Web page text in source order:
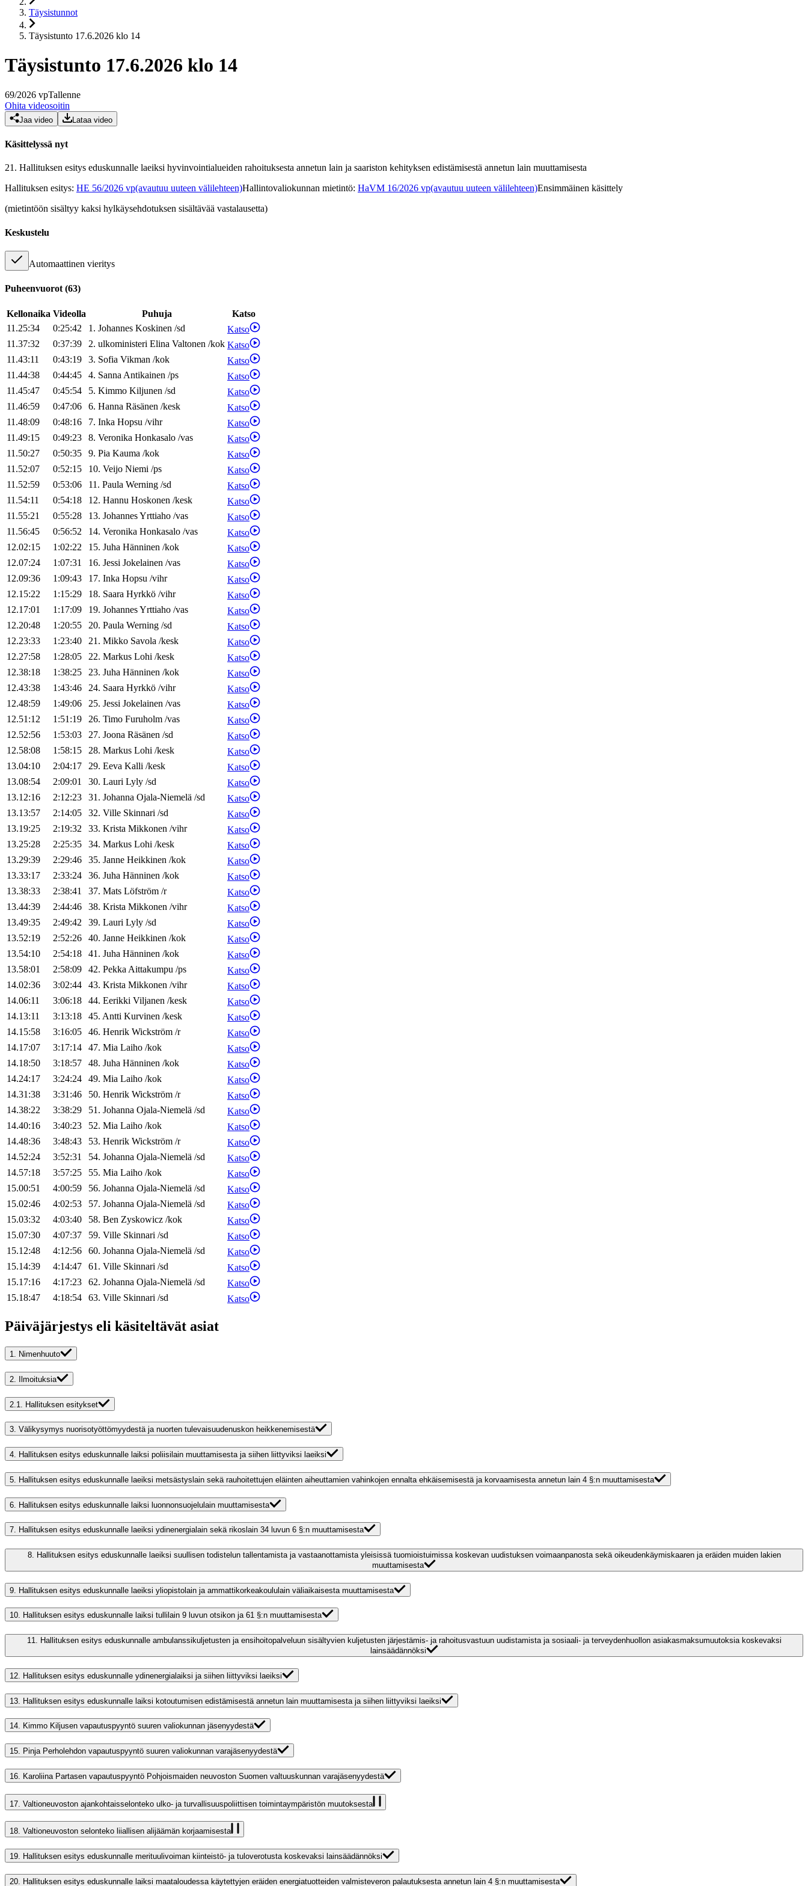
Täysistunnot
Täysistunto 17.6.2026 klo 14
Täysistunto 17.6.2026 klo 14
69/2026 vpTallenne
Ohita videosoitin
Jaa video Lataa video
Käsittelyssä nyt
21. Hallituksen esitys eduskunnalle laeiksi hyvinvointialueiden rahoituksesta annetun lain ja saariston kehityksen edistämisestä annetun lain muuttamisesta
Hallituksen esitys: HE 56/2026 vp(avautuu uuteen välilehteen)Hallintovaliokunnan mietintö: HaVM 16/2026 vp(avautuu uuteen välilehteen)Ensimmäinen käsittely
(mietintöön sisältyy kaksi hylkäysehdotuksen sisältävää vastalausetta)
Keskustelu
Automaattinen vieritys
Puheenvuorot (63)
Kellonaika Videolla Puhuja
Katso
11.25:34
0:25:42 1. Johannes Koskinen /sd
Katso
11.37:32
0:37:39 2. ulkoministeri Elina Valtonen /kok Katso
11.43:11
0:43:19 3. Sofia Vikman /kok
Katso
11.44:38
0:44:45 4. SannaAntikainen /ps
Katso
11.45:47
0:45:54 5. Kimmo Kiljunen /sd
Katso
11.46:59
0:47:06 6. Hanna Räsänen /kesk
Katso
11.48:09
0:48:16 7. Inka Hopsu /vihr
Katso
11.49:15
0:49:23 8. Veronika Honkasalo /vas
Katso
11.50:27
0:50:35 9. Pia Kauma /kok
Katso
11.52:07
0:52:15 10. Veijo Niemi /ps
Katso
11.52:59
0:53:06 11. Paula Werning /sd
Katso
11.54:11
0:54:18 12. Hannu Hoskonen /kesk
Katso
11.55:21
0:55:28 13. JohannesYrttiaho /vas
Katso
11.56:45
0:56:52 14. Veronika Honkasalo /vas
Katso
12.02:15
1:02:22 15. Juha Hänninen /kok
Katso
12.07:24
1:07:31 16. Jessi Jokelainen /vas
Katso
12.09:36
1:09:43 17. Inka Hopsu /vihr
Katso
12.15:22
1:15:29 18. Saara Hyrkkö /vihr
Katso
12.17:01
1:17:09 19. JohannesYrttiaho /vas
Katso
12.20:48
1:20:55 20. Paula Werning /sd
Katso
12.23:33
1:23:40 21. Mikko Savola /kesk
Katso
12.27:58
1:28:05 22. Markus Lohi /kesk
Katso
12.38:18
1:38:25 23. Juha Hänninen /kok
Katso
12.43:38
1:43:46 24. Saara Hyrkkö /vihr
Katso
12.48:59
1:49:06 25. Jessi Jokelainen /vas
Katso
12.51:12
1:51:19 26. Timo Furuholm /vas
Katso
12.52:56
1:53:03 27. Joona Räsänen /sd
Katso
12.58:08
1:58:15 28. Markus Lohi /kesk
Katso
13.04:10
2:04:17 29. Eeva Kalli /kesk
Katso
13.08:54
2:09:01 30. Lauri Lyly /sd
Katso
13.12:16
2:12:23 31. Johanna Ojala-Niemelä /sd
Katso
13.13:57
2:14:05 32. Ville Skinnari /sd
Katso
13.19:25
2:19:32 33. Krista Mikkonen /vihr
Katso
13.25:28
2:25:35 34. Markus Lohi /kesk
Katso
13.29:39
2:29:46 35. Janne Heikkinen /kok
Katso
13.33:17
2:33:24 36. Juha Hänninen /kok
Katso
13.38:33
2:38:41 37. Mats Löfström /r
Katso
13.44:39
2:44:46 38. Krista Mikkonen /vihr
Katso
13.49:35
2:49:42 39. Lauri Lyly /sd
Katso
13.52:19
2:52:26 40. Janne Heikkinen /kok
Katso
13.54:10
2:54:18 41. Juha Hänninen /kok
Katso
13.58:01
2:58:09 42. PekkaAittakumpu /ps
Katso
14.02:36
3:02:44 43. Krista Mikkonen /vihr
Katso
14.06:11
3:06:18 44. Eerikki Viljanen /kesk
Katso
14.13:11
3:13:18 45. Antti Kurvinen /kesk
Katso
14.15:58
3:16:05 46. Henrik Wickström /r
Katso
14.17:07
3:17:14 47. Mia Laiho /kok
Katso
14.18:50
3:18:57 48. Juha Hänninen /kok
Katso
14.24:17
3:24:24 49. Mia Laiho /kok
Katso
14.31:38
3:31:46 50. Henrik Wickström /r
Katso
14.38:22
3:38:29 51. Johanna Ojala-Niemelä /sd
Katso
14.40:16
3:40:23 52. Mia Laiho /kok
Katso
14.48:36
3:48:43 53. Henrik Wickström /r
Katso
14.52:24
3:52:31 54. Johanna Ojala-Niemelä /sd
Katso
14.57:18
3:57:25 55. Mia Laiho /kok
Katso
15.00:51
4:00:59 56. Johanna Ojala-Niemelä /sd
Katso
15.02:46
4:02:53 57. Johanna Ojala-Niemelä /sd
Katso
15.03:32
4:03:40 58. Ben Zyskowicz /kok
Katso
15.07:30
4:07:37 59. Ville Skinnari /sd
Katso
15.12:48
4:12:56 60. Johanna Ojala-Niemelä /sd
Katso
15.14:39
4:14:47 61. Ville Skinnari /sd
Katso
15.17:16
4:17:23 62. Johanna Ojala-Niemelä /sd
Katso
15.18:47
4:18:54 63. Ville Skinnari /sd Katso
Päiväjärjestys eli käsiteltävät asiat
1. Nimenhuuto
2. Ilmoituksia
2.1. Hallituksen esitykset
3. Välikysymys nuorisotyöttömyydestä ja nuorten tulevaisuudenuskon heikkenemisestä
4. Hallituksen esitys eduskunnalle laiksi poliisilain muuttamisesta ja siihen liittyviksi laeiksi
5. Hallituksen esitys eduskunnalle laeiksi metsästyslain sekä rauhoitettujen eläinten aiheuttamien vahinkojen ennalta ehkäisemisestä ja korvaamisesta annetun lain 4 §:n muuttamisesta
6. Hallituksen esitys eduskunnalle laiksi luonnonsuojelulain muuttamisesta
7. Hallituksen esitys eduskunnalle laeiksi ydinenergialain sekä rikoslain 34 luvun 6 §:n muuttamisesta
8. Hallituksen esitys eduskunnalle laeiksi suullisen todistelun tallentamista ja vastaanottamista yleisissä tuomioistuimissa koskevan uudistuksen voimaanpanosta sekä oikeudenkäymiskaaren ja eräiden muiden lakien
muuttamisesta
9. Hallituksen esitys eduskunnalle laeiksi yliopistolain ja ammattikorkeakoululain väliaikaisesta muuttamisesta
10. Hallituksen esitys eduskunnalle laiksi tullilain 9 luvun otsikon ja 61 §:n muuttamisesta
11. Hallituksen esitys eduskunnalle ambulanssikuljetusten ja ensihoitopalveluun sisältyvien kuljetusten järjestämis- ja rahoitusvastuun uudistamista ja sosiaali- ja terveydenhuollon asiakasmaksumuutoksia koskevaksi
lainsäädännöksi
12. Hallituksen esitys eduskunnalle ydinenergialaiksi ja siihen liittyviksi laeiksi
13. Hallituksen esitys eduskunnalle laiksi kotoutumisen edistämisestä annetun lain muuttamisesta ja siihen liittyviksi laeiksi
14. Kimmo Kiljusen vapautuspyyntö suuren valiokunnan jäsenyydestä
15. Pinja Perholehdon vapautuspyyntö suuren valiokunnan varajäsenyydestä
16. Karoliina Partasen vapautuspyyntö Pohjoismaiden neuvoston Suomen valtuuskunnan varajäsenyydestä
17. Valtioneuvoston ajankohtaisselonteko ulko- ja turvallisuuspoliittisen toimintaympäristön muutoksesta
18. Valtioneuvoston selonteko liiallisen alijäämän korjaamisesta
19. Hallituksen esitys eduskunnalle merituulivoiman kiinteistö- ja tuloverotusta koskevaksi lainsäädännöksi
20. Hallituksen esitys eduskunnalle laiksi maataloudessa käytettyjen eräiden energiatuotteiden valmisteveron palautuksesta annetun lain 4 §:n muuttamisesta